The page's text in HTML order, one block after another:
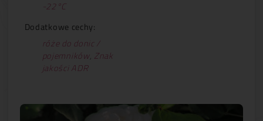
-22°C
Dodatkowe cechy:
róże do donic /
pojemników, Znak
jakości ADR